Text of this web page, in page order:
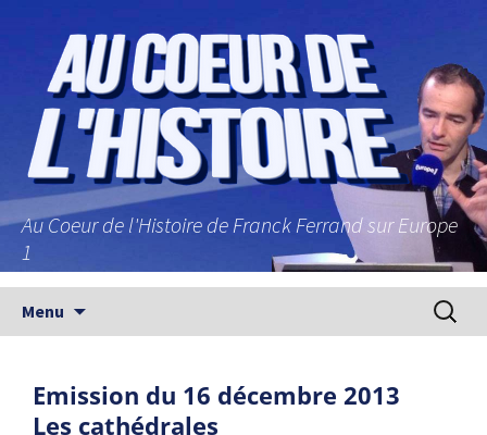
Au Coeur de l'Histoire de Franck Ferrand sur Europe
1
Menu
Emission du 16 décembre 2013
Les cathédrales